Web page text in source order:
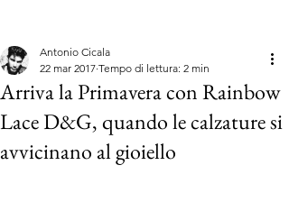
Arriva la Primavera con Rainbow
Lace D&G, quando le calzature si
avvicinano al gioiello
Antonio Cicala
22 mar 2017 Tempo di lettura: 2 min